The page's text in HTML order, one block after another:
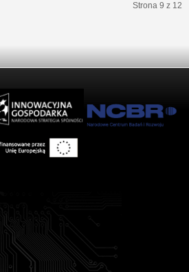
Strona 9 z 12